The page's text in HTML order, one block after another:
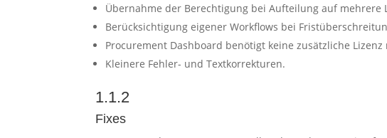
Übernahme der Berechtigung bei Aufteilung auf mehrere
Berücksichtigung eigener Workflows bei
Procurement Dashboard benötigt keine zusätzliche Lizenz
Kleinere Fehler- und Textkorrekturen.
1.1.2
Fixes